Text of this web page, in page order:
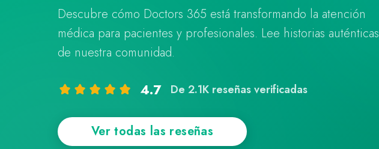
Descubre cómo Doctors 365 está transformando la atención
médica para pacientes y profesionales. Lee historias auténticas
de nuestra comunidad.
4.7 De 2.1K reseñas verificadas
Ver todas las reseñas